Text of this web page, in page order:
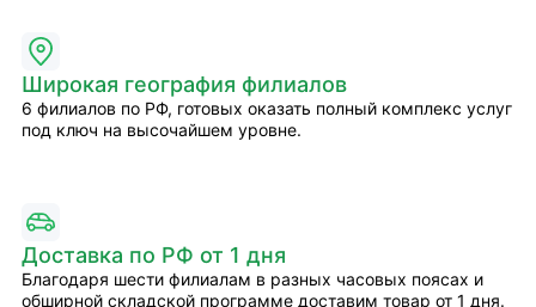
Широкая география филиалов
6 филиалов по РФ, готовых оказать полный комплекс услуг
под ключ на высочайшем уровне.
Доставка по РФ от 1 дня
Благодаря шести филиалам в разных часовых поясах и
обширной складской программе доставим товар от 1 дня.